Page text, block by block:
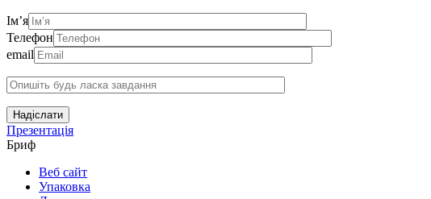
Ім’я
Телефон
email
Надіслати
Презентація
Бриф
Веб сайт
Упаковка